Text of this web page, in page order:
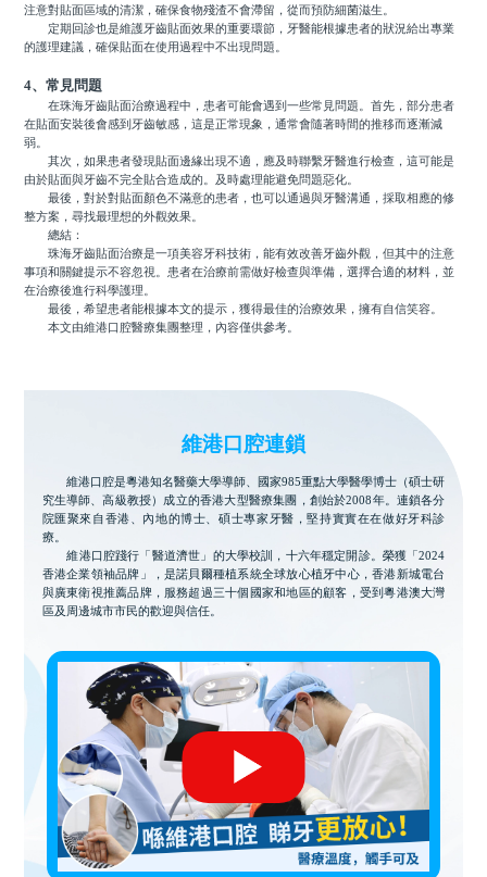
注意對貼面區域的清潔，確保食物殘渣不會滯留，從而預防細菌滋生。
定期回診也是維護牙齒貼面效果的重要環節，牙醫能根據患者的狀況給出專業
的護理建議，確保貼面在使用過程中不出現問題。
4、常見問題
在珠海牙齒貼面治療過程中，患者可能會遇到一些常見問題。首先，部分患者
在貼面安裝後會感到牙齒敏感，這是正常現象，通常會隨著時間的推移而逐漸減
弱。
其次，如果患者發現貼面邊緣出現不適，應及時聯繫牙醫進行檢查，這可能是
由於貼面與牙齒不完全貼合造成的。及時處理能避免問題惡化。
最後，對於對貼面顏色不滿意的患者，也可以通過與牙醫溝通，採取相應的修
整方案，尋找最理想的外觀效果。
總結：
珠海牙齒貼面治療是一項美容牙科技術，能有效改善牙齒外觀，但其中的注意
事項和關鍵提示不容忽視。患者在治療前需做好檢查與準備，選擇合適的材料，並
在治療後進行科學護理。
最後，希望患者能根據本文的提示，獲得最佳的治療效果，擁有自信笑容。
本文由維港口腔醫療集團整理，內容僅供參考。
維港口腔連鎖
維港口腔是粵港知名醫藥大學導師、國家985重點大學醫學博士（碩士研
究生導師、高級教授）成立的香港大型醫療集團，創始於2008年。連鎖各分
院匯聚來自香港、內地的博士、碩士專家牙醫，堅持實實在在做好牙科診
療。
維港口腔踐行「醫道濟世」的大學校訓，十六年穩定開診。榮獲「2024
香港企業領袖品牌」，是諾貝爾種植系統全球放心植牙中心，香港新城電台
與廣東衛視推薦品牌，服務超過三十個國家和地區的顧客，受到粵港澳大灣
區及周邊城市市民的歡迎與信任。